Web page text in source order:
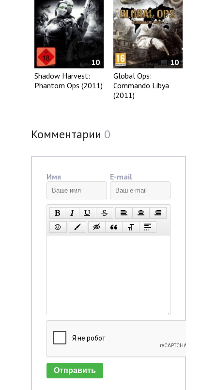
10
Shadow Harvest:
Phantom Ops (2011)
10
Global Ops:
Commando Libya
(2011)
Комментарии 0
Имя E-mail
Отправить